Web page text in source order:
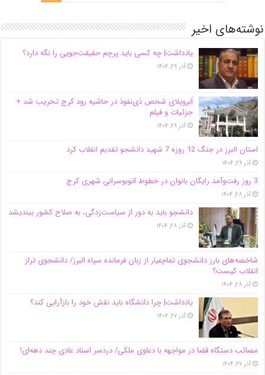
نوشته‌های اخیر
یادداشت| ‌چه کسی باید پرچم حقیقت‌جویی را نگه دارد؟
آذر ۲۹, ۱۴۰۴
اَبَر‌ویلای شخص ذی‌نفوذ در حاشیه‌ رود کرج تخریب شد +
جزئیات و فیلم
آذر ۲۹, ۱۴۰۴
استان البرز در جنگ 12 روزه 7 شهید دانشجو تقدیم انقلاب کرد
آذر ۲۹, ۱۴۰۴
3 روز رفت‌وآمد رایگان بانوان در خطوط اتوبوسرانی شهری کرج
آذر ۲۸, ۱۴۰۴
دانشجو باید به دور از سیاست‌زدگی، به صلاح کشور بیندیشد
آذر ۲۸, ۱۴۰۴
شاخصه‌های بارز دانشجوی تمام‌عیار از زبان فرمانده سپاه البرز/ دانشجوی تراز
انقلاب کیست؟
آذر ۲۸, ۱۴۰۴
یادداشت| چرا دانشگاه باید نقش خود را بازآرایی کند؟
آذر ۲۷, ۱۴۰۴
مصائب دستگاه قضا در مواجهه با دعاوی ملکی/ دردسر اسناد عادی چند‌ دهه‌ای!
آذر ۲۷, ۱۴۰۴